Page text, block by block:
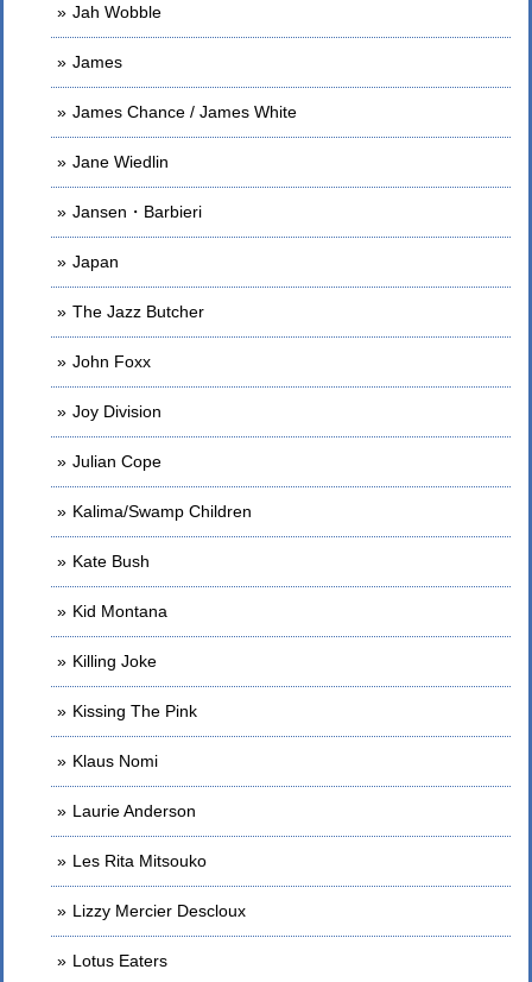
Jah Wobble
James
James Chance / James White
Jane Wiedlin
Jansen・Barbieri
Japan
The Jazz Butcher
John Foxx
Joy Division
Julian Cope
Kalima/Swamp Children
Kate Bush
Kid Montana
Killing Joke
Kissing The Pink
Klaus Nomi
Laurie Anderson
Les Rita Mitsouko
Lizzy Mercier Descloux
Lotus Eaters